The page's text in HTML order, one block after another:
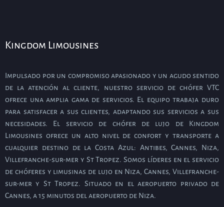
Kingdom Limousines
Impulsado por un compromiso apasionado y un agudo sentido
de la atención al cliente, nuestro servicio de chófer VTC
ofrece una amplia gama de servicios. El equipo trabaja duro
para satisfacer a sus clientes, adaptando sus servicios a sus
necesidades. El servicio de chófer de lujo de Kingdom
Limousines ofrece un alto nivel de confort y transporte a
cualquier destino de la Costa Azul: Antibes, Cannes, Niza,
Villefranche-sur-mer y St Tropez. Somos líderes en el servicio
de chóferes y limusinas de lujo en Niza, Cannes, Villefranche-
sur-mer y St Tropez. Situado en el aeropuerto privado de
Cannes, a 15 minutos del aeropuerto de Niza.